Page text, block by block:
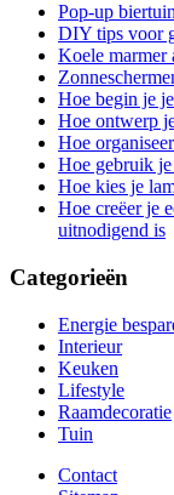
Pop-up
DIY tips voor
Koele marmer
Hoe begin je
Hoe ontwerp
Hoe
Hoe gebruik
Hoe kies je
Hoe creëer je
uitnodigend is
Categorieën
Energie
Interieur
Keuken
Lifestyle
Raamdecoratie
Tuin
Contact